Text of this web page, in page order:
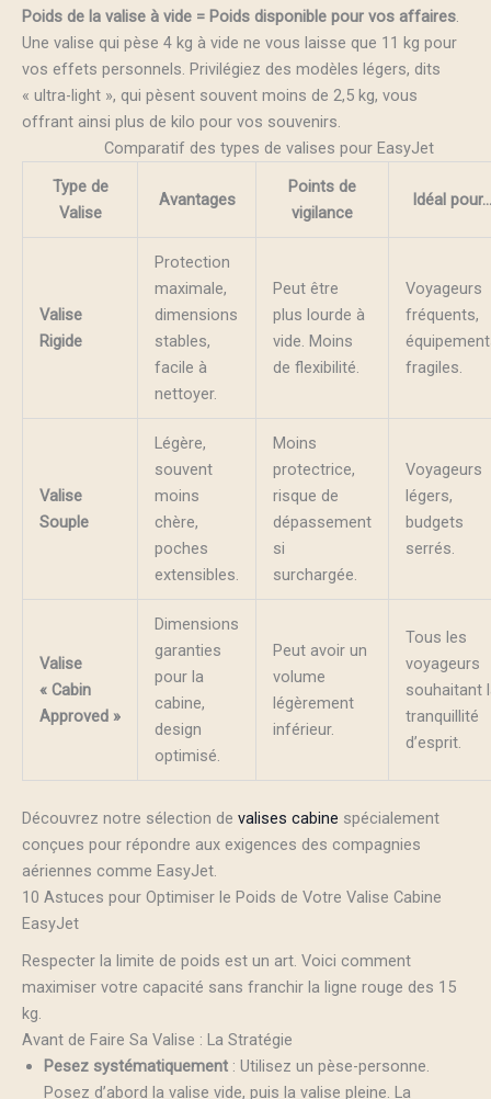
Poids de la valise à vide = Poids disponible pour vos affaires.
Une valise qui pèse 4 kg à vide ne vous laisse que 11 kg pour
vos effets personnels. Privilégiez des modèles légers, dits
« ultra-light », qui pèsent souvent moins de 2,5 kg, vous
offrant ainsi plus de kilo pour vos souvenirs.
Comparatif des types de valises pour EasyJet
Type de
Valise
Avantages
Points de
vigilance
Idéal pour…
Valise
Rigide
Protection
maximale,
dimensions
stables,
facile à
nettoyer.
Peut être
plus lourde à
vide. Moins
de flexibilité.
Voyageurs
fréquents,
fragiles.
Valise
Souple
Légère,
souvent
moins
chère,
poches
extensibles.
Moins
protectrice,
risque de
dépassement
si
surchargée.
Voyageurs
légers,
budgets
serrés.
Valise
« Cabin
Approved »
Dimensions
garanties
pour la
cabine,
design
optimisé.
Peut avoir un
volume
légèrement
inférieur.
Tous les
voyageurs
souhaitant
tranquillité
d’esprit.
Découvrez notre sélection de valises cabine spécialement
conçues pour répondre aux exigences des compagnies
aériennes comme EasyJet.
10 Astuces pour Optimiser le Poids de Votre Valise Cabine
EasyJet
Respecter la limite de poids est un art. Voici comment
maximiser votre capacité sans franchir la ligne rouge des 15
kg.
Avant de Faire Sa Valise : La Stratégie
Pesez systématiquement : Utilisez un pèse-personne.
Posez d’abord la valise vide, puis la valise pleine. La